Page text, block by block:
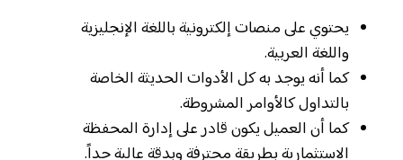
يحتوي على منصات إلكترونية باللغة الإنجليزية
واللغة العربية.
كما أنه يوجد به كل الأدوات الحديثة الخاصة
بالتداول كالأوامر المشروطة.
كما أن العميل يكون قادر على إدارة المحفظة
الاستثمارية بطريقة محترفة وبدقة عالية جداً.